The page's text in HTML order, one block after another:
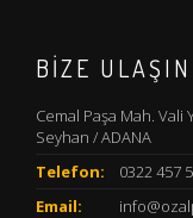
BIZE ULAŞIN
Cemal Paşa Mah. Vali
Seyhan / ADANA
Telefon:
0322 457
Email: